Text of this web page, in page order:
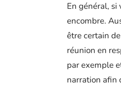
En général, si
encombre.
être certain
réunion en
par exemple
narration afin